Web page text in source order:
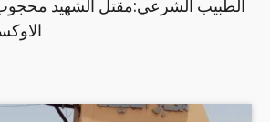
الطبيب الشرعي:مقتل الشهيد